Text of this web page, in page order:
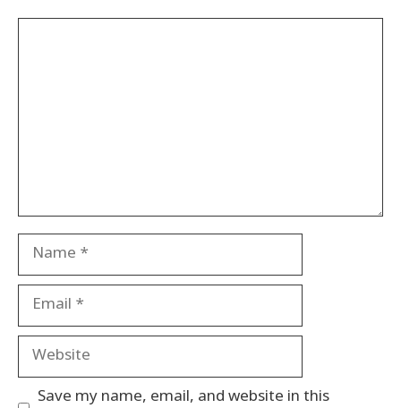
Name
Email
Website
Save my name, email, and website in this